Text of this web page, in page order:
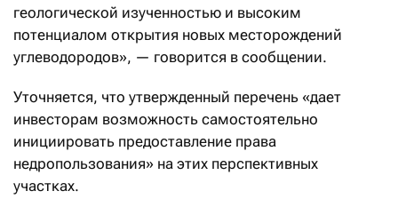
геологической изученностью и высоким
потенциалом открытия новых месторождений
углеводородов», — говорится в сообщении.
Уточняется, что утвержденный перечень «дает
инвесторам возможность самостоятельно
инициировать предоставление права
недропользования» на этих перспективных
участках.